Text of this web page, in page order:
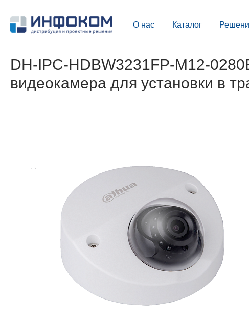
О нас Каталог
DH-IPC-HDBW3231FP-M12-
видеокамера для установки в